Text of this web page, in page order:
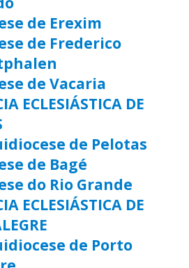
de Erexim
de Frederico
de Vacaria
ECLESIÁSTICA DE
de Pelotas
de Bagé
do Rio Grande
ECLESIÁSTICA DE
de Porto